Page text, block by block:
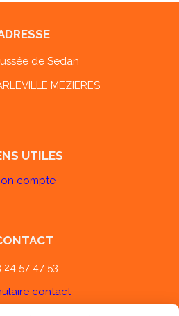
de Sedan
MEZIERES
UTILES
compte
24 57 47 53
contact